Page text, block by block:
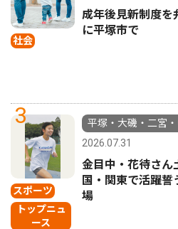
社会
成年後見新制度
に平塚市で
3
スポーツ
トップニュ
ース
平塚・大磯・二宮
2026.07.31
金目中・花待さ
国・関東で活躍
場